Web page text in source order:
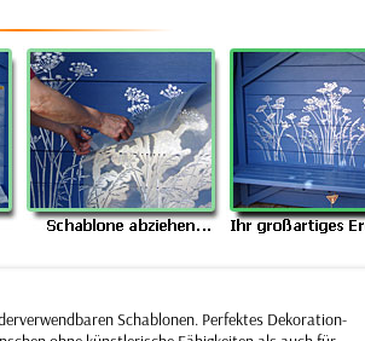
Schablonen. Perfektes Dekora­tion­